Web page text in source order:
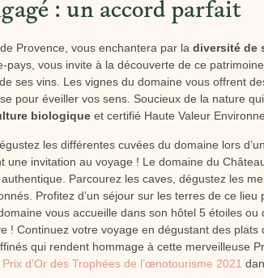
: un accord parfait
Provence, vous enchantera par la diversité de
vous invite à la découverte de ce
ses vins. Les vignes du domaine vous offrent
pour éveiller vos sens. Soucieux de la nature qui
biologique et certifié Haute Valeur
les différentes cuvées du domaine lors
une invitation au voyage ! Le domaine du
Parcourez les caves, dégustez les
Profitez d’un séjour sur les terres de ce lieu
vous accueille dans son hôtel 5 étoiles ou
! Continuez votre voyage en dégustant des plats
qui rendent hommage à cette merveilleuse
d’Or des Trophées de l’œnotourisme 2021